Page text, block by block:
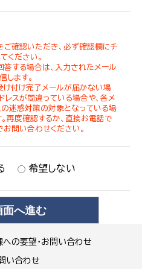
への要望・お問い合わせ
い合わせ
ご確認いただき、必ず確認欄にチ
ください。
答する場合は、入力されたメール
します。
け付け完了メールが届かない場
レスが間違っている場合や、各メ
の迷惑対策の対象となっている場
再度確認するか、直接お電話で
問い合わせください。
希望しない